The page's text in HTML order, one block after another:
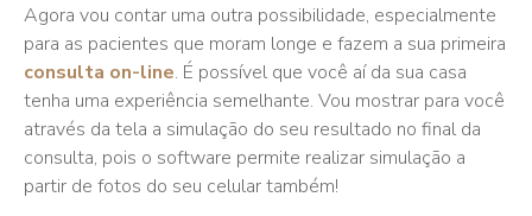
Agora vou contar uma outra possibilidade, especialmente
para as pacientes que moram longe e fazem a sua primeira
consulta on-line. É possível que você aí da sua casa
tenha uma experiência semelhante. Vou mostrar para você
através da tela a simulação do seu resultado no final da
consulta, pois o software permite realizar simulação a
partir de fotos do seu celular também!